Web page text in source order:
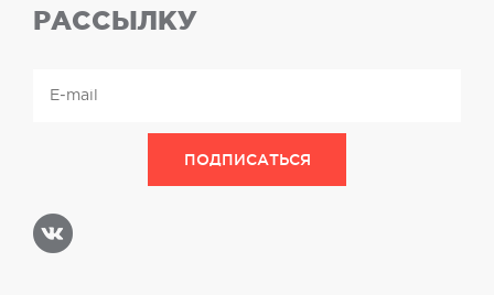
РАССЫЛКУ